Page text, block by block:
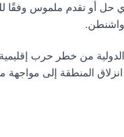
حل أو تقدم ملموس وفقًا
من خطر حرب
المنطقة إلى